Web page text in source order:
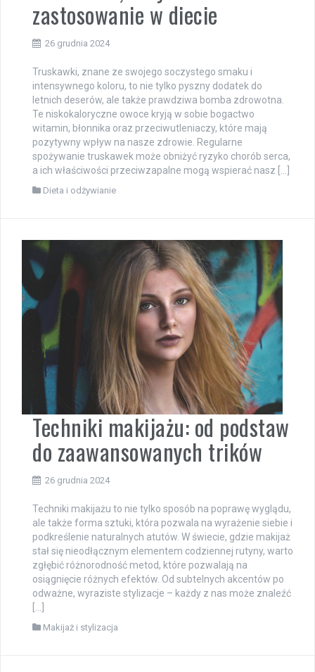
zastosowanie w diecie
26 grudnia 2024
Truskawki, znane ze swojego soczystego smaku i
intensywnego koloru, to nie tylko pyszny dodatek do
letnich deserów, ale także prawdziwa bomba zdrowotna.
Te niskokaloryczne owoce kryją w sobie bogactwo
witamin, błonnika oraz przeciwutleniaczy, które mają
pozytywny wpływ na nasze zdrowie. Regularne
spożywanie truskawek może obniżyć ryzyko chorób serca,
a ich właściwości przeciwzapalne mogą wspierać nasz […]
Dieta i odżywianie
Techniki makijażu: od podstaw
do zaawansowanych trików
26 grudnia 2024
Techniki makijażu to nie tylko sposób na poprawę wyglądu,
ale także forma sztuki, która pozwala na wyrażenie siebie i
podkreślenie naturalnych atutów. W świecie, gdzie makijaż
stał się nieodłącznym elementem codziennej rutyny, warto
zgłębić różnorodność metod, które pozwalają na
osiągnięcie różnych efektów. Od subtelnych akcentów po
odważne, wyraziste stylizacje – każdy z nas może znaleźć
[…]
Makijaż i stylizacja